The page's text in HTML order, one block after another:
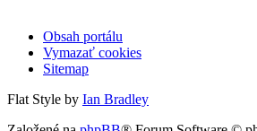
Obsah portálu
Vymazať cookies
Sitemap
Flat Style by Ian Bradley